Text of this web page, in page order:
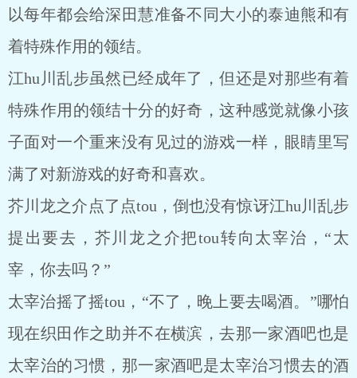
以每年都会给深田慧准备不同大小的泰迪熊和有
着特殊作用的领结。
江hu川乱步虽然已经成年了，但还是对那些有着
特殊作用的领结十分的好奇，这种感觉就像小孩
子面对一个重来没有见过的游戏一样，眼睛里写
满了对新游戏的好奇和喜欢。
芥川龙之介点了点tou，倒也没有惊讶江hu川乱步
提出要去，芥川龙之介把tou转向太宰治，“太
宰，你去吗？”
太宰治摇了摇tou，“不了，晚上要去喝酒。”哪怕
现在织田作之助并不在横滨，去那一家酒吧也是
太宰治的习惯，那一家酒吧是太宰治习惯去的酒